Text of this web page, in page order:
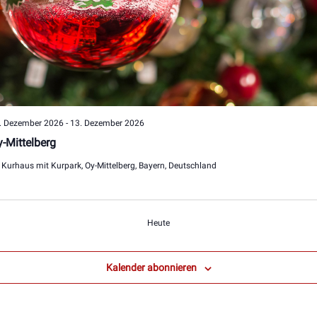
Mittelberg
Dezember 2026- 13. Dezember 2026
Kurhaus mit Kurpark, Oy-Mittelberg, Bayern, Deutschland
Heute
Kalender abonnieren